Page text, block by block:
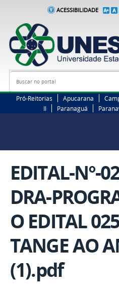
ACESSIBILIDADE
Busca
Pró-Reitorias Apucarana
II
Paranaguá
EDITAL-N°-
DRA-
O EDITAL
TANGE AO
(1).pdf